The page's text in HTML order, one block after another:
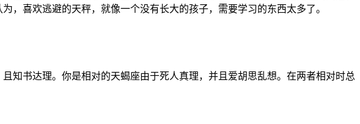
，喜欢逃避的天秤，就像一个没有长大的孩子，需要学习的东西太多了。
知书达理。你是相对的天蝎座由于死人真理，并且爱胡思乱想。在两者相对时总